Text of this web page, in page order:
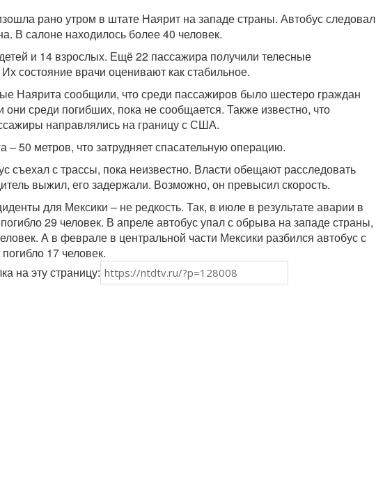
рано утром в штате Наярит на западе страны. Автобус следовал
В салоне находилось более 40 человек.
и 14 взрослых. Ещё 22 пассажира получили телесные
состояние врачи оценивают как стабильное.
Наярита сообщили, что среди пассажиров было шестеро граждан
они среди погибших, пока не сообщается. Также известно, что
направлялись на границу с США.
– 50 метров, что затрудняет спасательную операцию.
съехал с трассы, пока неизвестно. Власти обещают расследовать
выжил, его задержали. Возможно, он превысил скорость.
для Мексики – не редкость. Так, в июле в результате аварии в
29 человек. В апреле автобус упал с обрыва на западе страны,
А в феврале в центральной части Мексики разбился автобус с
17 человек.
на эту страницу: